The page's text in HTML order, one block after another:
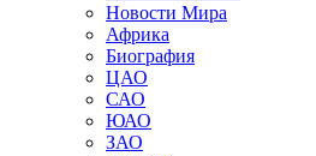
Новости Мира
Африка
Биография
ЦАО
САО
ЮАО
ЗАО